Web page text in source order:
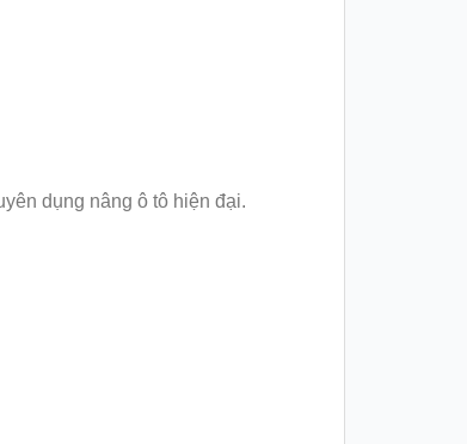
dụng nâng ô tô hiện đại.